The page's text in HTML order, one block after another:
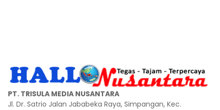
PT. TRISULA MEDIA NUSANTARA
Jl. Dr. Satrio Jalan Jababeka Raya, Simpangan, Kec.